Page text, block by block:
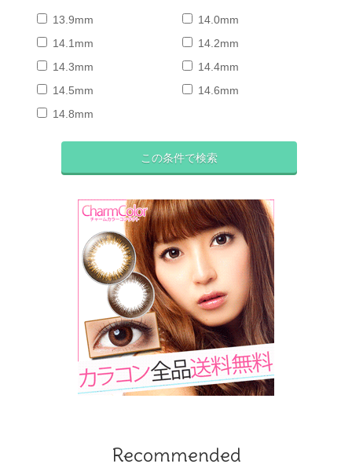
13.9mm
14.0mm
14.1mm
14.2mm
14.3mm
14.4mm
14.5mm
14.6mm
14.8mm
Recommended